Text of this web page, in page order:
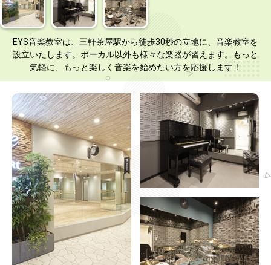
EYS音楽教室は、三軒茶屋駅から徒歩30秒の立地に、音楽教室を
設立いたします。ボーカル以外も様々な楽器が習えます。もっと
気軽に、もっと楽しく音楽を始めたい方を応援します！